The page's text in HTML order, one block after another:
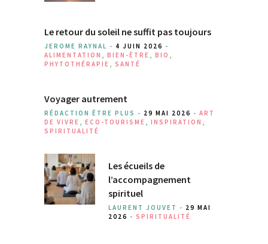
Le retour du soleil ne suffit pas toujours
JEROME RAYNAL - 4 JUIN 2026 -
ALIMENTATION , BIEN-ÊTRE , BIO ,
PHYTOTHÉRAPIE , SANTÉ
Voyager autrement
RÉDACTION ÊTRE PLUS - 29 MAI 2026 - ART
DE VIVRE , ECO-TOURISME , INSPIRATION ,
SPIRITUALITÉ
Les écueils de
l’accompagnement
spirituel
LAURENT JOUVET - 29 MAI
2026 - SPIRITUALITÉ